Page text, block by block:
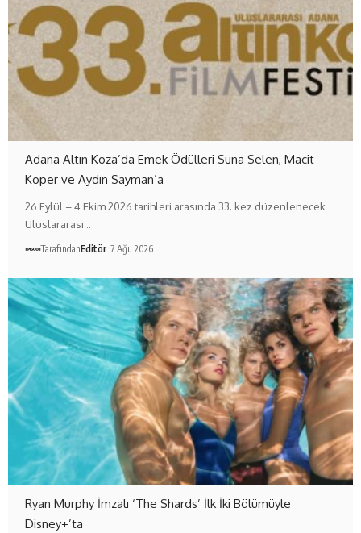
Adana Altın Koza’da Emek Ödülleri Suna Selen, Macit
Koper ve Aydın Sayman’a
26 Eylül – 4 Ekim 2026 tarihleri arasında 33. kez düzenlenecek
Uluslararası…
TarafındanEditör 7 Ağu 2026
Ryan Murphy İmzalı ‘The Shards’ İlk İki Bölümüyle
Disney+’ta